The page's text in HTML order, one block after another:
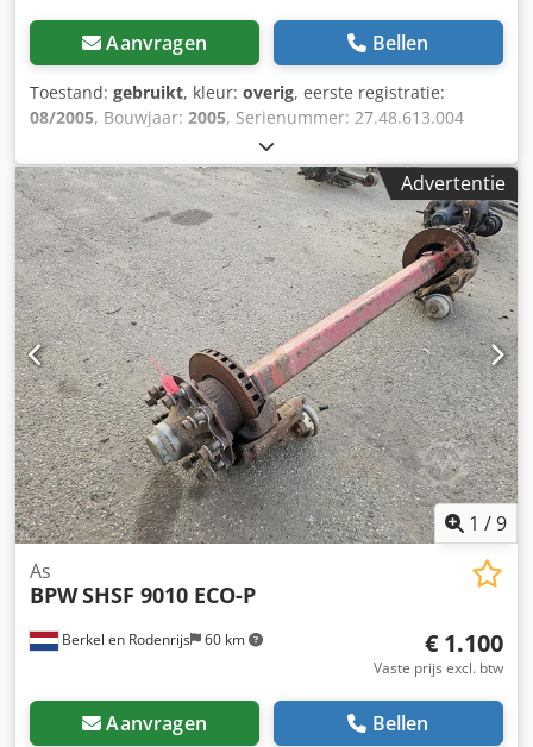
Aanvragen Bellen
Toestand: gebruikt, kleur: overig, eerste registratie:
08/2005, Bouwjaar: 2005, Serienummer: 27.48.613.004
Csdpfx Abozrtigsfjha Wij hebben meer dan 100 assen op
voorraad. Neem contact met ons op als u niet kunt vinden
wat u zoekt.
Advertentie
1 /9
Berkel en Rodenrijs 60 km
As
BPWSHSF 9010 ECO-P
€ 1.100
Vaste prijs excl. btw
Aanvragen Bellen